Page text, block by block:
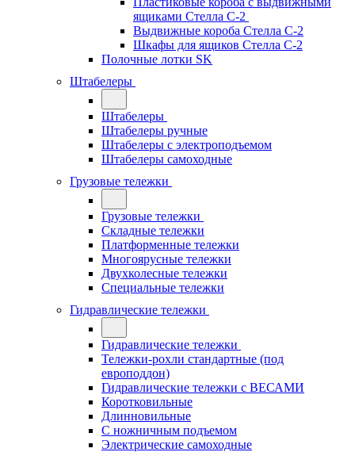
ящиками Стелла С-2
Выдвижные короба Стелла С-2
Шкафы для ящиков Стелла С-2
Полочные лотки SK
Штабелеры
Штабелеры
Штабелеры ручные
Штабелеры с электроподъемом
Штабелеры самоходные
Грузовые тележки
Грузовые тележки
Складные тележки
Платформенные тележки
Многоярусные тележки
Двухколесные тележки
Специальные тележки
Гидравлические тележки
Гидравлические тележки
Тележки-рохли стандартные (под
европоддон)
Гидравлические тележки с ВЕСАМИ
Коротковильные
Длинновильные
С ножничным подъемом
Электрические самоходные